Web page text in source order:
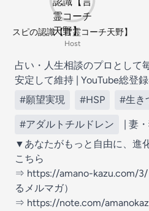
スピの認識【言霊コーチ天野】
Host
占い・人生相談のプロとして
安定して維持 | YouTube総登
#願望実現
#HSP #生き
#アダルトチルドレン
| 妻
▼あなたがもっと自由に、進
こちら
⇒ https://amano-kazu.com/3/
るメルマガ）
⇒ https://note.com/